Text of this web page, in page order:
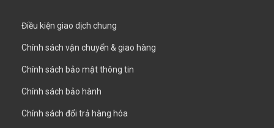
Điều kiện giao dịch chung
Chính sách vận chuyển & giao hàng
Chính sách bảo mật thông tin
Chính sách bảo hành
Chính sách đổi trả hàng hóa